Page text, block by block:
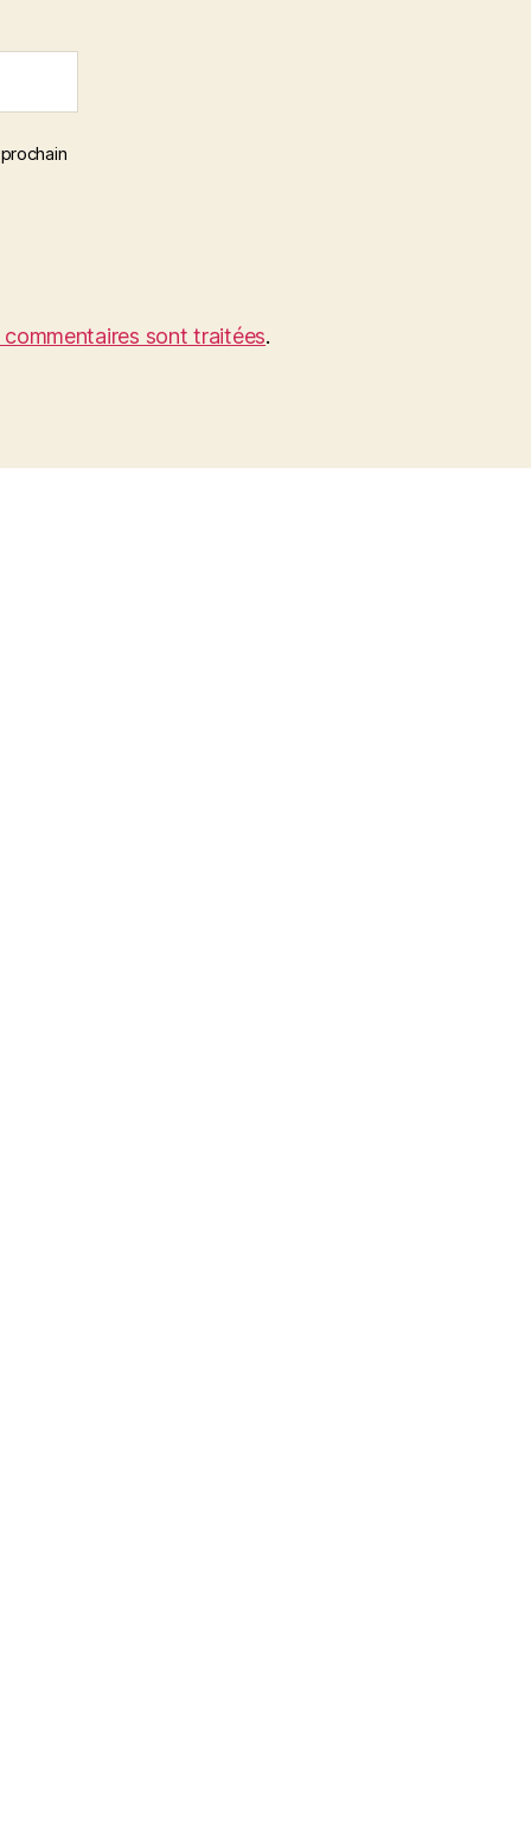
sont traitées.